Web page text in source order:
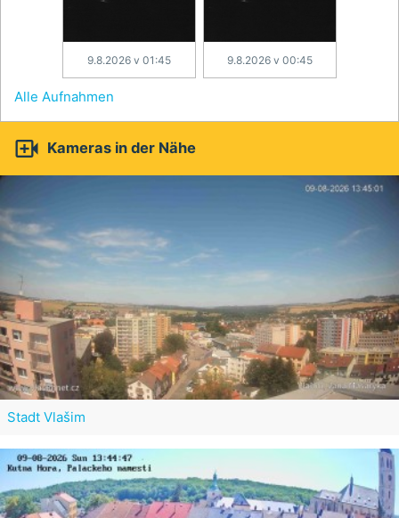
9.8.2026 v 01:45 9.8.2026 v 00:45
Alle Aufnahmen
 Kameras in der Nähe
Stadt Vlašim